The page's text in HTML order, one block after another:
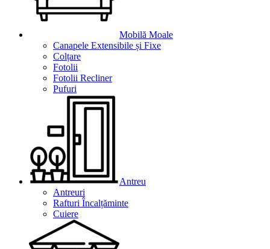
Mobilă Moale
Canapele Extensibile și Fixe
Colțare
Fotolii
Fotolii Recliner
Pufuri
Antreu
Antreuri
Rafturi Încalțăminte
Cuiere